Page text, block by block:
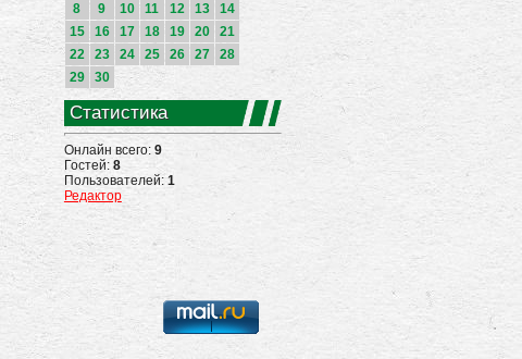
8
9 10 11 12 13
14
15
16 17 18 19 20
21
22
23 24 25 26 27
28
29
30
Статистика
Онлайн всего: 9
Гостей: 8
Пользователей:1
Редактор